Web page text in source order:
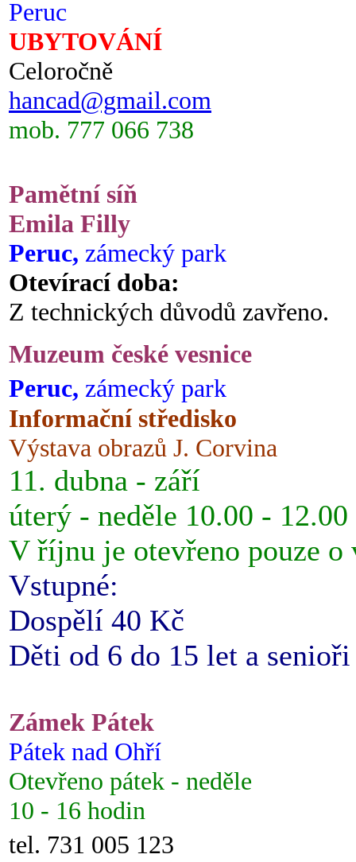
Peruc
UBYTOVÁNÍ
Celoročně
hancad@gmail.com
mob. 777 066 738
Pamětní síň
Emila Filly
Peruc, zámecký park
Otevírací doba:
Z technických důvodů zavřeno.
Muzeum české vesnice
Peruc, zámecký park
Informační středisko
Výstava obrazů J. Corvina
11. dubna - září
úterý - neděle 10.00 -
V říjnu je otevřeno pouze o
Vstupné:
Dospělí 40 Kč
Děti od 6 do 15 let a
Zámek Pátek
Pátek nad Ohří
Otevřeno pátek - neděle
10 - 16 hodin
tel. 731 005 123